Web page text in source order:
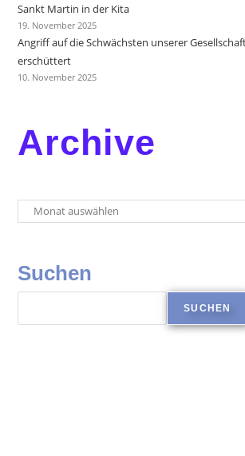
Sankt Martin in der Kita
19. November 2025
Angriff auf die Schwächsten unserer
erschüttert
10. November 2025
Archive
Suchen
SUCHEN